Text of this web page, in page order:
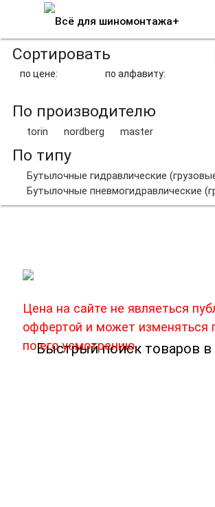
Сортировать
по цене: по алфавиту:
По производителю
torin nordberg master
По типу
Бутылочные гидравлические
Бутылочные пневмогидравлические
Цена на сайте не являеться
оффертой и может изменяться
по его усмотрению.